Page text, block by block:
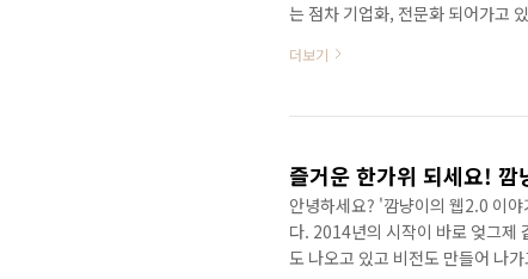
는 점차 기업화, 전문화 되어가고
고 있는 매거진입니다. 식상한 광
로거가 되고 싶다 The Social
더보기
즐거운 한가위 되세요!
안녕하세요? '깜냥이의 웹2.0
다. 2014년의 시작이 바로 엊그제
도 나오고 있고 비전도 만들어 나